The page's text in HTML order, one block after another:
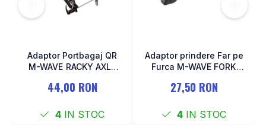
Adaptor Portbagaj QR
M-WAVE RACKY AXLE
44,00 RON
4 IN STOC
Adaptor prindere Far pe
Furca M-WAVE FORK
27,50 RON
4 IN STOC